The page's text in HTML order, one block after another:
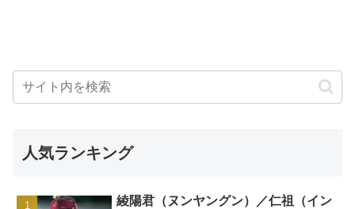
人気ランキング
綾陽君（ヌンヤングン）／仁祖（イン